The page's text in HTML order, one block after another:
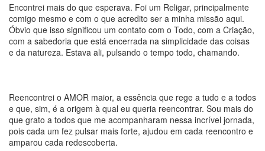
Encontrei mais do que esperava. Foi um Religar, principalmente
comigo mesmo e com o que acredito ser a minha missão aqui.
Óbvio que isso significou um contato com o Todo, com a Criação,
com a sabedoria que está encerrada na simplicidade das coisas
e da natureza. Estava ali, pulsando o tempo todo, chamando.
Reencontrei o AMOR maior, a essência que rege a tudo e a todos
e que, sim, é a origem à qual eu queria reencontrar. Sou mais do
que grato a todos que me acompanharam nessa incrível jornada,
pois cada um fez pulsar mais forte, ajudou em cada reencontro e
amparou cada redescoberta.